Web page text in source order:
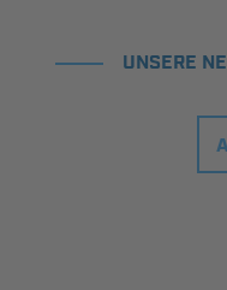
UNSERE